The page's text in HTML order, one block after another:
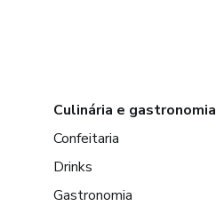
Culinária e gastronomia
Confeitaria
Drinks
Gastronomia